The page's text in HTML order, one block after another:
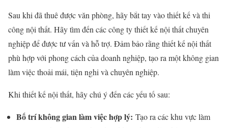
Sau khi đã thuê được văn phòng, hãy bắt tay vào thiết kế và thi
công nội thất. Hãy tìm đến các công ty thiết kế nội thất chuyên
nghiệp để được tư vấn và hỗ trợ. Đảm bảo rằng thiết kế nội thất
phù hợp với phong cách của doanh nghiệp, tạo ra một không gian
làm việc thoải mái, tiện nghi và chuyên nghiệp.
Khi thiết kế nội thất, hãy chú ý đến các yếu tố sau:
Bố trí không gian làm việc hợp lý: Tạo ra các khu vực làm